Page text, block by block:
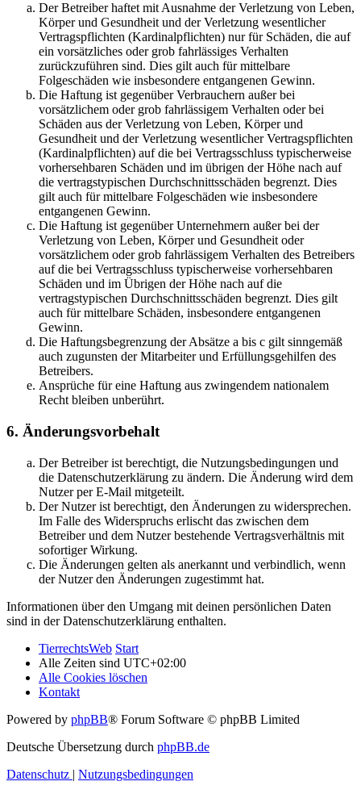
Der Betreiber haftet mit Ausnahme der Verletzung von Leben,
Körper und Gesundheit und der Verletzung wesentlicher
Vertragspflichten (Kardinalpflichten) nur für Schäden, die auf
ein vorsätzliches oder grob fahrlässiges Verhalten
zurückzuführen sind. Dies gilt auch für mittelbare
Folgeschäden wie insbesondere entgangenen Gewinn.
Die Haftung ist gegenüber Verbrauchern außer bei
vorsätzlichem oder grob fahrlässigem Verhalten oder bei
Schäden aus der Verletzung von Leben, Körper und
Gesundheit und der Verletzung wesentlicher Vertragspflichten
(Kardinalpflichten) auf die bei Vertragsschluss typischerweise
vorhersehbaren Schäden und im übrigen der Höhe nach auf
die vertragstypischen Durchschnittsschäden begrenzt. Dies
gilt auch für mittelbare Folgeschäden wie insbesondere
entgangenen Gewinn.
Die Haftung ist gegenüber Unternehmern außer bei der
Verletzung von Leben, Körper und Gesundheit oder
vorsätzlichem oder grob fahrlässigem Verhalten des Betreibers
auf die bei Vertragsschluss typischerweise vorhersehbaren
Schäden und im Übrigen der Höhe nach auf die
vertragstypischen Durchschnittsschäden begrenzt. Dies gilt
auch für mittelbare Schäden, insbesondere entgangenen
Gewinn.
Die Haftungsbegrenzung der Absätze a bis c gilt sinngemäß
auch zugunsten der Mitarbeiter und Erfüllungsgehilfen des
Betreibers.
Ansprüche für eine Haftung aus zwingendem nationalem
Recht bleiben unberührt.
6. Änderungsvorbehalt
Der Betreiber ist berechtigt, die Nutzungsbedingungen und
die Datenschutzerklärung zu ändern. Die Änderung wird dem
Nutzer per E-Mail mitgeteilt.
Der Nutzer ist berechtigt, den Änderungen zu widersprechen.
Im Falle des Widerspruchs erlischt das zwischen dem
Betreiber und dem Nutzer bestehende Vertragsverhältnis mit
sofortiger Wirkung.
Die Änderungen gelten als anerkannt und verbindlich, wenn
der Nutzer den Änderungen zugestimmt hat.
Informationen über den Umgang mit deinen persönlichen Daten
sind in der Datenschutzerklärung enthalten.
TierrechtsWeb Start
Alle Zeiten sind UTC+02:00
Alle Cookies löschen
Kontakt
Powered by phpBB® Forum Software © phpBB Limited
Deutsche Übersetzung durch phpBB.de
Datenschutz | Nutzungsbedingungen